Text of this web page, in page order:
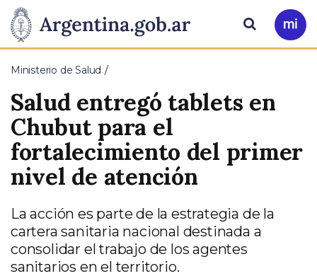
Presidencia
de
la
Nación
Pasar al contenido principal
Ir
a
Buscar
Ministerio de Salud
Salud entregó tablets en
Chubut para el
fortalecimiento del primer
nivel de atención
La acción es parte de la estrategia de la
cartera sanitaria nacional destinada a
consolidar el trabajo de los agentes
sanitarios en el territorio.